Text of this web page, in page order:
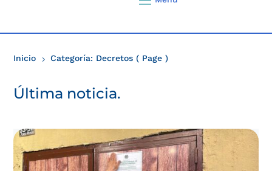
Inicio 5 Categoría: Decretos ( Page )
Última noticia.